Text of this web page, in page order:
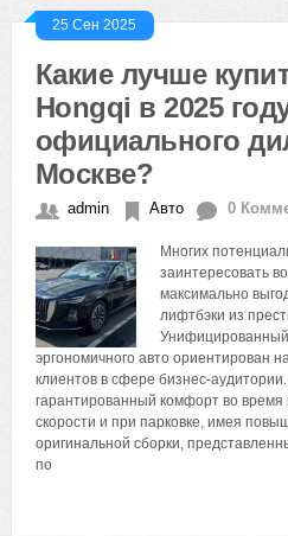
25 Сен 2025
Какие лучше
Hongqi в 2025
официального
Москве?
admin Авто 0
Многих
заинтересовать
максимально
лифтбэки из
эргономичного авто ориентирован
клиентов в сфере бизнес-
гарантированный комфорт во
скорости и при парковке, имея
оригинальной сборки,
по